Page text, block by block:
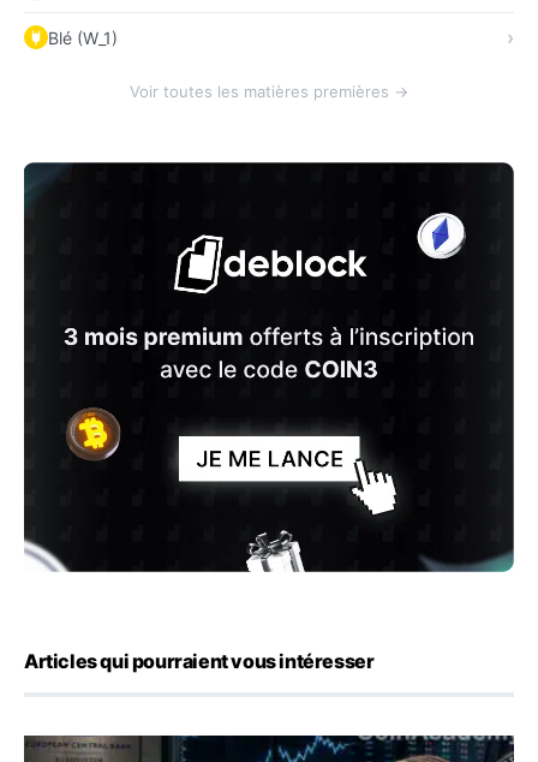
Blé (W_1)
Voir toutes les matières premières →
Articles qui pourraient vous intéresser
Yen : Washington a vendu des euros sans prévenir la